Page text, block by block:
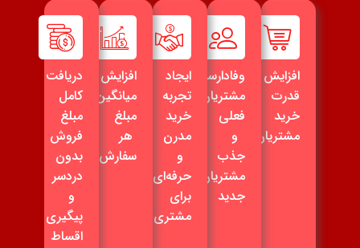
افزایش
قدرت
خرید
مشتریان
وفادارسازی
مشتریان
فعلی
و
جذب
مشتریان
جدید
ایجاد
تجربه
خرید
مدرن
و
حرفه‌ای
برای
مشتری
افزایش
میانگین
مبلغ
هر
سفارش
دریافت
کامل
مبلغ
فروش
بدون
دردسر
و
پیگیری
اقساط